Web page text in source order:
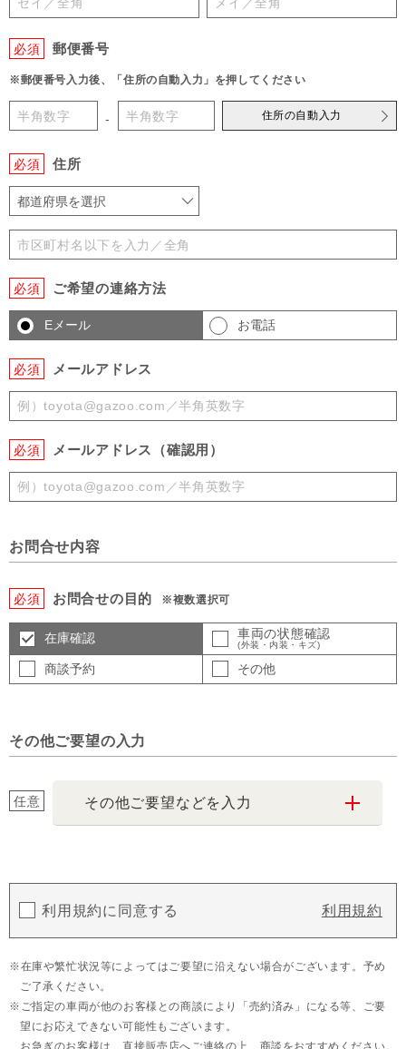
必須 郵便番号
※郵便番号入力後、「住所の自動入力」を押してください
- 住所の自動入力
必須 住所
都道府県を選択
必須 ご希望の連絡方法
Eメール お電話
必須 メールアドレス
必須 メールアドレス（確認用）
お問合せ内容
必須 お問合せの目的 ※複数選択可
在庫確認 車両の状態確認
(外装・内装・キズ)
商談予約 その他
その他ご要望の入力
任意 その他ご要望などを入力
利用規約に同意する 利用規約
在庫や繁忙状況等によってはご要望に沿えない場合がございます。予め
ご了承ください。
ご指定の車両が他のお客様との商談により「売約済み」になる等、ご要
望にお応えできない可能性もございます。
お急ぎのお客様は、直接販売店へご連絡の上、商談をおすすめください。